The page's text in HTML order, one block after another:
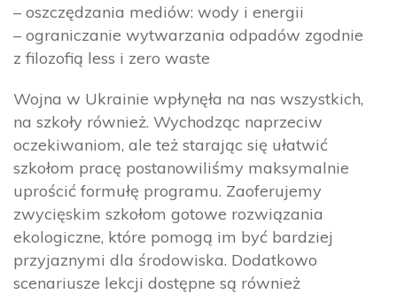
– oszczędzania mediów: wody i energii
– ograniczanie wytwarzania odpadów zgodnie
z filozofią less i zero waste
Wojna w Ukrainie wpłynęła na nas wszystkich,
na szkoły również. Wychodząc naprzeciw
oczekiwaniom, ale też starając się ułatwić
szkołom pracę postanowiliśmy maksymalnie
uprościć formułę programu. Zaoferujemy
zwycięskim szkołom gotowe rozwiązania
ekologiczne, które pomogą im być bardziej
przyjaznymi dla środowiska. Dodatkowo
scenariusze lekcji dostępne są również